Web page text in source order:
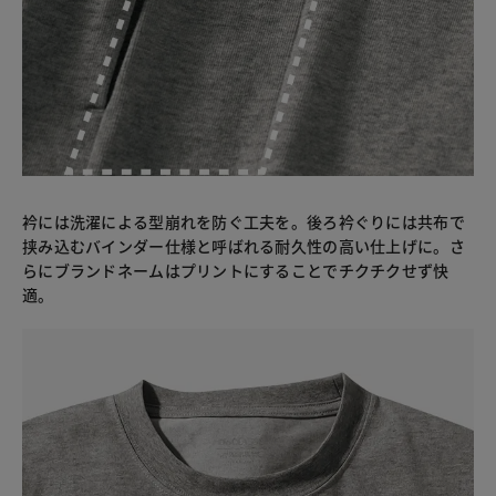
衿には洗濯による型崩れを防ぐ工夫を。後ろ衿ぐりには共布で
挟み込むバインダー仕様と呼ばれる耐久性の高い仕上げに。さ
らにブランドネームはプリントにすることでチクチクせず快
適。